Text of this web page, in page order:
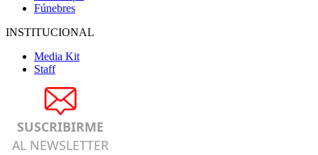
Fúnebres
INSTITUCIONAL
Media Kit
Staff
SUSCRIBIRME
AL NEWSLETTER